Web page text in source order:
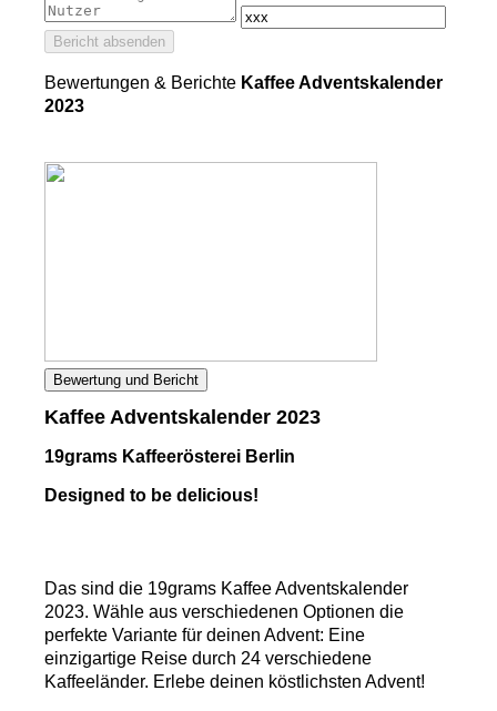
Bericht absenden
Bewertungen & Berichte Kaffee Adventskalender
2023
Bewertung und Bericht
Kaffee Adventskalender 2023
19grams Kaffeerösterei Berlin
Designed to be delicious!
Das sind die 19grams Kaffee Adventskalender
2023. Wähle aus verschiedenen Optionen die
perfekte Variante für deinen Advent: Eine
einzigartige Reise durch 24 verschiedene
Kaffeeländer. Erlebe deinen köstlichsten Advent!